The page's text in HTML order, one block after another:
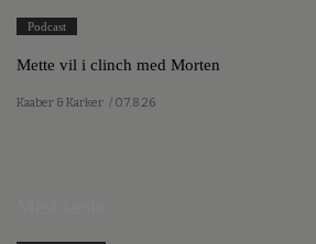
Podcast
Mette vil i clinch med Morten
Kaaber & Karker / 07.8.26